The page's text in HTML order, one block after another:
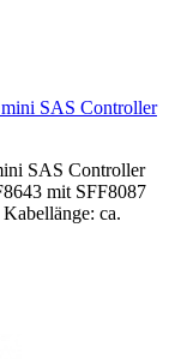
SAS Controller
SAS Controller
mit SFF8087
ca.